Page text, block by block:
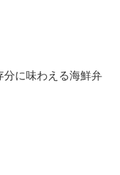
分に味わえる海鮮弁